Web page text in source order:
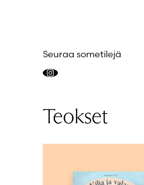
Seuraa sometilejä
Instagram
Teokset